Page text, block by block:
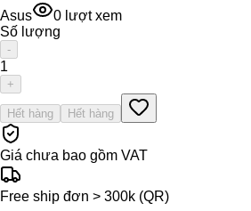
Asus 0 lượt xem
Số lượng
-
1
+
Hết hàng Hết hàng
Giá chưa bao gồm VAT
Free ship đơn > 300k (QR)